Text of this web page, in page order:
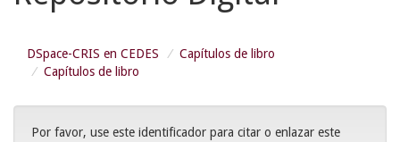
DSpace-CRIS en CEDES
Capítulos de libro
Capítulos de libro
Por favor, use este identificador para citar o enlazar este